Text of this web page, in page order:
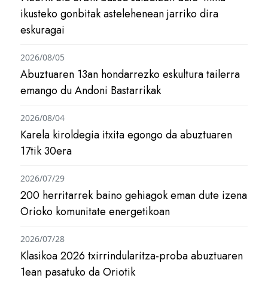
ikusteko gonbitak astelehenean jarriko dira
eskuragai
Abuztuaren 13an hondarrezko eskultura tailerra
emango du Andoni Bastarrikak
2026/08/05
Karela kiroldegia itxita egongo da abuztuaren
17tik 30era
2026/08/04
200 herritarrek baino gehiagok eman dute izena
Orioko komunitate energetikoan
2026/07/29
Klasikoa 2026 txirrindularitza-proba abuztuaren
1ean pasatuko da Oriotik
2026/07/28